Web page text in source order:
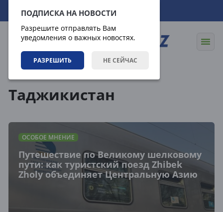
ПОДПИСКА НА НОВОСТИ
Разрешите отправлять Вам
уведомления о важных новостях.
РАЗРЕШИТЬ НЕ СЕЙЧАС
08.08.2026 13:07:48
Таджикистан
ОСОБОЕ МНЕНИЕ
Путешествие по Великому шелковому
пути: как туристский поезд Zhibek
Zholy объединяет Центральную Азию